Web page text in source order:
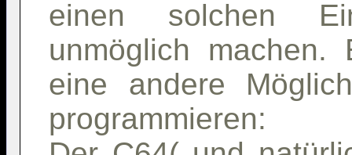
einen solchen
unmöglich
eine andere
programmieren: